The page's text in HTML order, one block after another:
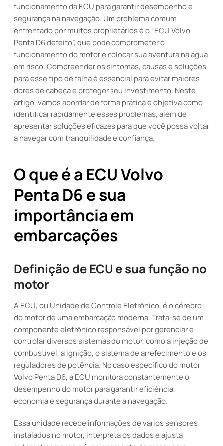
funcionamento da ECU para garantir desempenho e
segurança na navegação. Um problema comum
enfrentado por muitos proprietários é o “ECU Volvo
Penta D6 defeito”, que pode comprometer o
funcionamento do motor e colocar sua aventura na água
em risco. Compreender os sintomas, causas e soluções
para esse tipo de falha é essencial para evitar maiores
dores de cabeça e proteger seu investimento. Neste
artigo, vamos abordar de forma prática e objetiva como
identificar rapidamente esses problemas, além de
apresentar soluções eficazes para que você possa voltar
a navegar com tranquilidade e confiança.
O que é a ECU Volvo
Penta D6 e sua
importância em
embarcações
Definição de ECU e sua função no
motor
A ECU, ou Unidade de Controle Eletrônico, é o cérebro
do motor de uma embarcação moderna. Trata-se de um
componente eletrônico responsável por gerenciar e
controlar diversos sistemas do motor, como a injeção de
combustível, a ignição, o sistema de arrefecimento e os
reguladores de potência. No caso específico do motor
Volvo Penta D6, a ECU monitora constantemente o
desempenho do motor para garantir eficiência,
economia e segurança durante a navegação.
Essa unidade recebe informações de vários sensores
instalados no motor, interpreta os dados e ajusta